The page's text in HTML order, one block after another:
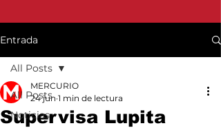
Entrada
All Posts
Noticias
All Posts
Supervisa Lupita
MERCURIO
24 jun 1 min de lectura